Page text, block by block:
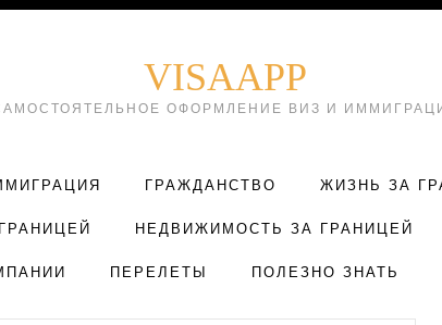
VISAAPP
ОФОРМЛЕНИЕ ВИЗ И
ГРАЖДАНСТВО ЖИЗНЬ ЗА
НЕДВИЖИМОСТЬ ЗА ГРАНИЦЕЙ
ПЕРЕЛЕТЫ ПОЛЕЗНО ЗНАТЬ